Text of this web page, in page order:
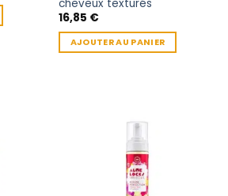
cheveux texturés
16,85 €
AJOUTER AU PANIER